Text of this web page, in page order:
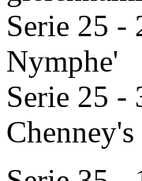
Serie 25 -
Nymphe'
Serie 25 -